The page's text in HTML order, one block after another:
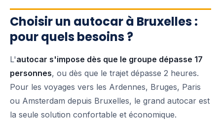
Choisir un autocar à Bruxelles :
pour quels besoins ?
L'autocar s'impose dès que le groupe dépasse 17
personnes, ou dès que le trajet dépasse 2 heures.
Pour les voyages vers les Ardennes, Bruges, Paris
ou Amsterdam depuis Bruxelles, le grand autocar est
la seule solution confortable et économique.